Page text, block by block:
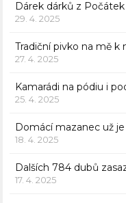
Dárek dárků z Počátek
29. 4. 2025
Tradiční pivko na mě
27. 4. 2025
Kamarádi na pódiu i
25. 4. 2025
Domácí mazanec už
18. 4. 2025
Dalších 784 dubů
17. 4. 2025